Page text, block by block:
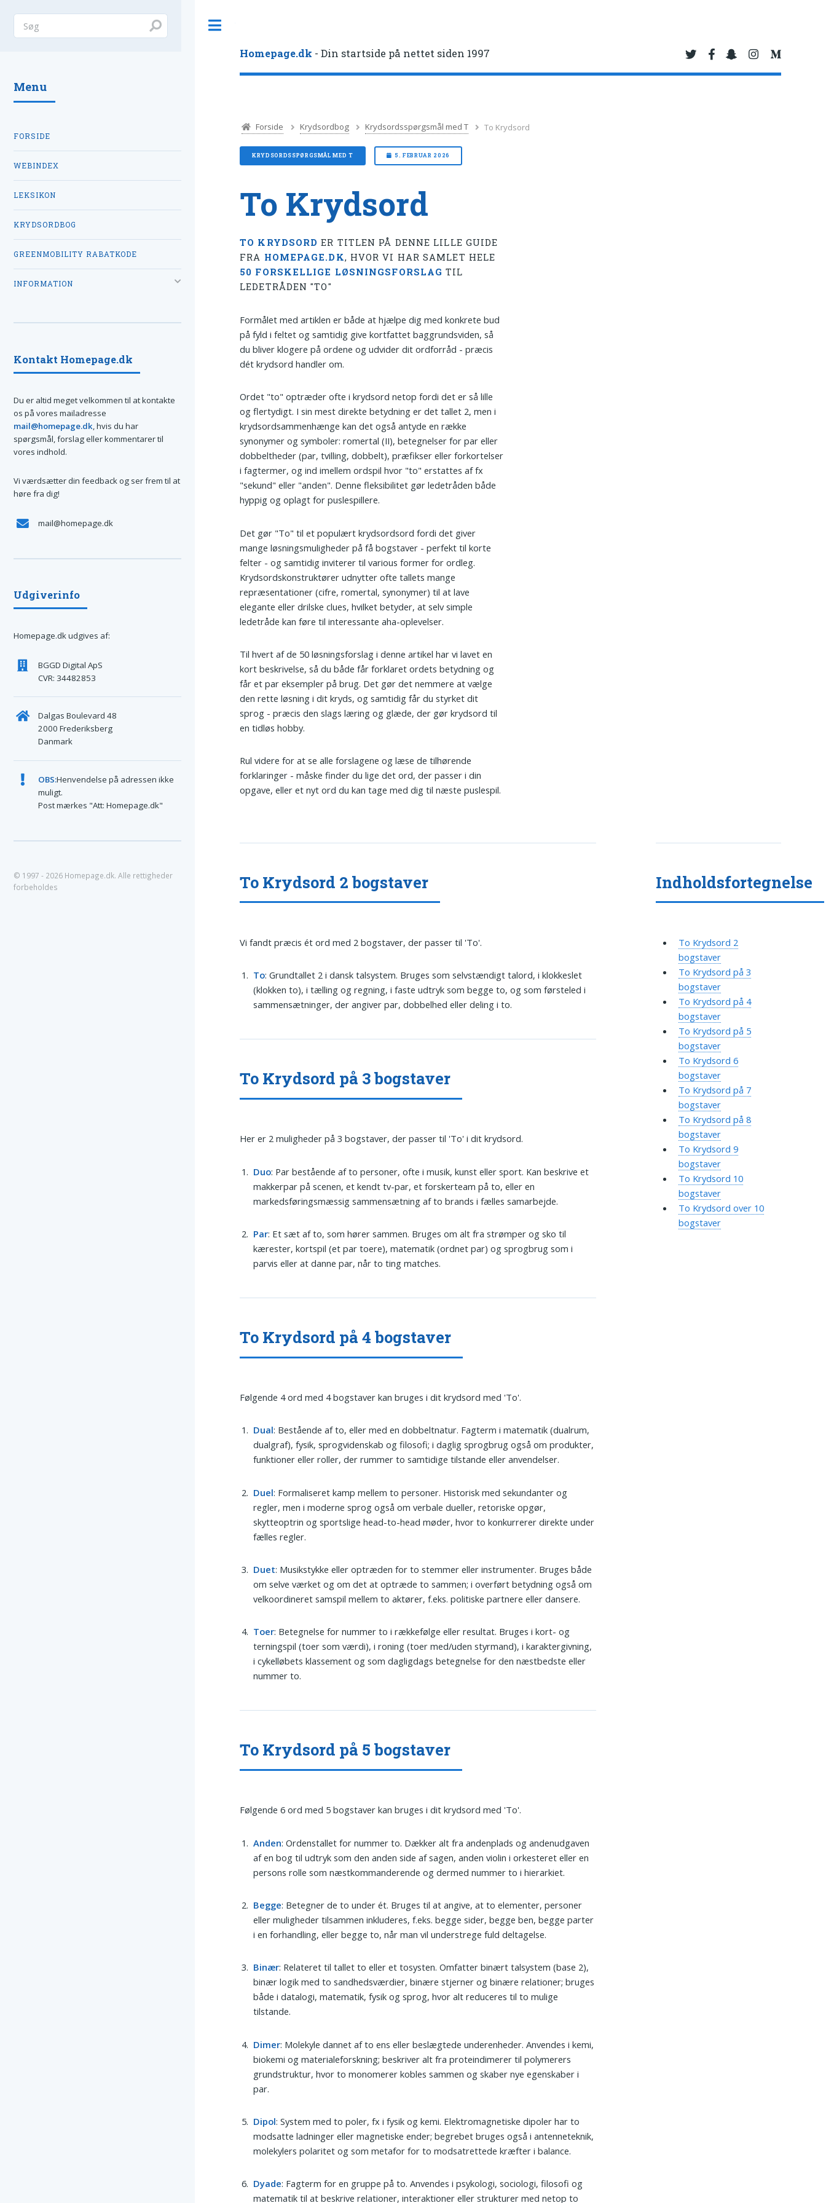
Homepage.dk - Din startside på nettet siden 1997
Forside Krydsordbog Krydsordsspørgsmål med T To Krydsord
KRYDSORDSSPØRGSMÅL MED T 5. FEBRUAR 2026
To Krydsord
TO KRYDSORD ER TITLEN PÅ DENNE LILLE GUIDE
FRA HOMEPAGE.DK, HVOR VI HAR SAMLET HELE
50 FORSKELLIGE LØSNINGSFORSLAG TIL
LEDETRÅDEN "TO"
Formålet med artiklen er både at hjælpe dig med konkrete bud
på fyld i feltet og samtidig give kortfattet baggrundsviden, så
du bliver klogere på ordene og udvider dit ordforråd - præcis
dét krydsord handler om.
Ordet "to" optræder ofte i krydsord netop fordi det er så lille
og flertydigt. I sin mest direkte betydning er det tallet 2, men i
krydsordsammenhænge kan det også antyde en række
synonymer og symboler: romertal (II), betegnelser for par eller
dobbeltheder (par, tvilling, dobbelt), præfikser eller forkortelser
i fagtermer, og ind imellem ordspil hvor "to" erstattes af fx
"sekund" eller "anden". Denne fleksibilitet gør ledetråden både
hyppig og oplagt for puslespillere.
Det gør "To" til et populært krydsordsord fordi det giver
mange løsningsmuligheder på få bogstaver - perfekt til korte
felter - og samtidig inviterer til various former for ordleg.
Krydsordskonstruktører udnytter ofte tallets mange
repræsentationer (cifre, romertal, synonymer) til at lave
elegante eller drilske clues, hvilket betyder, at selv simple
ledetråde kan føre til interessante aha-oplevelser.
Til hvert af de 50 løsningsforslag i denne artikel har vi lavet en
kort beskrivelse, så du både får forklaret ordets betydning og
får et par eksempler på brug. Det gør det nemmere at vælge
den rette løsning i dit kryds, og samtidig får du styrket dit
sprog - præcis den slags læring og glæde, der gør krydsord til
en tidløs hobby.
Rul videre for at se alle forslagene og læse de tilhørende
forklaringer - måske finder du lige det ord, der passer i din
opgave, eller et nyt ord du kan tage med dig til næste puslespil.
To Krydsord 2 bogstaver
Vi fandt præcis ét ord med 2 bogstaver, der passer til 'To'.
To: Grundtallet 2 i dansk talsystem. Bruges som selvstændigt talord, i klokkeslet
(klokken to), i tælling og regning, i faste udtryk som begge to, og som førsteled i
sammensætninger, der angiver par, dobbelhed eller deling i to.
To Krydsord på 3 bogstaver
Her er 2 muligheder på 3 bogstaver, der passer til 'To' i dit krydsord.
Duo: Par bestående af to personer, ofte i musik, kunst eller sport. Kan beskrive et
makkerpar på scenen, et kendt tv-par, et forskerteam på to, eller en
markedsføringsmæssig sammensætning af to brands i fælles samarbejde.
Par: Et sæt af to, som hører sammen. Bruges om alt fra strømper og sko til
kærester, kortspil (et par toere), matematik (ordnet par) og sprogbrug som i
parvis eller at danne par, når to ting matches.
To Krydsord på 4 bogstaver
Følgende 4 ord med 4 bogstaver kan bruges i dit krydsord med 'To'.
Dual: Bestående af to, eller med en dobbeltnatur. Fagterm i matematik (dualrum,
dualgraf), fysik, sprogvidenskab og filosofi; i daglig sprogbrug også om produkter,
funktioner eller roller, der rummer to samtidige tilstande eller anvendelser.
Duel: Formaliseret kamp mellem to personer. Historisk med sekundanter og
regler, men i moderne sprog også om verbale dueller, retoriske opgør,
skytteoptrin og sportslige head-to-head møder, hvor to konkurrerer direkte under
fælles regler.
Duet: Musikstykke eller optræden for to stemmer eller instrumenter. Bruges både
om selve værket og om det at optræde to sammen; i overført betydning også om
velkoordineret samspil mellem to aktører, f.eks. politiske partnere eller dansere.
Toer: Betegnelse for nummer to i rækkefølge eller resultat. Bruges i kort- og
terningspil (toer som værdi), i roning (toer med/uden styrmand), i karaktergivning,
i cykelløbets klassement og som dagligdags betegnelse for den næstbedste eller
nummer to.
To Krydsord på 5 bogstaver
Følgende 6 ord med 5 bogstaver kan bruges i dit krydsord med 'To'.
Anden: Ordenstallet for nummer to. Dækker alt fra andenplads og andenudgaven
af en bog til udtryk som den anden side af sagen, anden violin i orkesteret eller en
persons rolle som næstkommanderende og dermed nummer to i hierarkiet.
Begge: Betegner de to under ét. Bruges til at angive, at to elementer, personer
eller muligheder tilsammen inkluderes, f.eks. begge sider, begge ben, begge parter
i en forhandling, eller begge to, når man vil understrege fuld deltagelse.
Binær: Relateret til tallet to eller et tosysten. Omfatter binært talsystem (base 2),
binær logik med to sandhedsværdier, binære stjerner og binære relationer; bruges
både i datalogi, matematik, fysik og sprog, hvor alt reduceres til to mulige
tilstande.
Dimer: Molekyle dannet af to ens eller beslægtede underenheder. Anvendes i kemi,
biokemi og materialeforskning; beskriver alt fra proteindimerer til polymerers
grundstruktur, hvor to monomerer kobles sammen og skaber nye egenskaber i
par.
Dipol: System med to poler, fx i fysik og kemi. Elektromagnetiske dipoler har to
modsatte ladninger eller magnetiske ender; begrebet bruges også i antenneteknik,
molekylers polaritet og som metafor for to modsatrettede kræfter i balance.
Dyade: Fagterm for en gruppe på to. Anvendes i psykologi, sociologi, filosofi og
matematik til at beskrive relationer, interaktioner eller strukturer med netop to
Indholdsfortegnelse
To Krydsord 2
bogstaver
To Krydsord på 3
bogstaver
To Krydsord på 4
bogstaver
To Krydsord på 5
bogstaver
To Krydsord 6
bogstaver
To Krydsord på 7
bogstaver
To Krydsord på 8
bogstaver
To Krydsord 9
bogstaver
To Krydsord 10
bogstaver
To Krydsord over 10
bogstaver
Menu
FORSIDE
WEBINDEX
LEKSIKON
KRYDSORDBOG
GREENMOBILITY RABATKODE
INFORMATION
Kontakt Homepage.dk
Du er altid meget velkommen til at kontakte
os på vores mailadresse
mail@homepage.dk, hvis du har
spørgsmål, forslag eller kommentarer til
vores indhold.
Vi værdsætter din feedback og ser frem til at
høre fra dig!
mail@homepage.dk
Udgiverinfo
Homepage.dk udgives af:
BGGD Digital ApS
CVR: 34482853
Dalgas Boulevard 48
2000 Frederiksberg
Danmark
OBS:Henvendelse på adressen ikke
muligt.
Post mærkes "Att: Homepage.dk"
© 1997 - 2026 Homepage.dk. Alle rettigheder
forbeholdes